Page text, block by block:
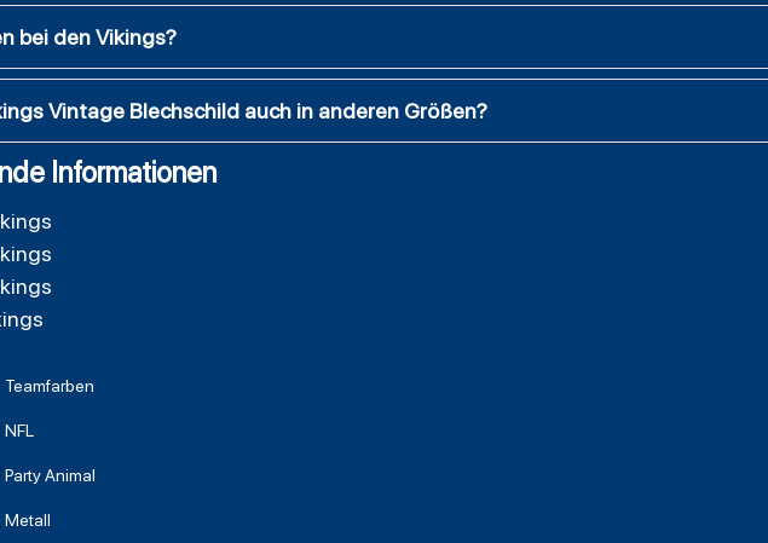
bei den Vikings?
Vintage Blechschild auch in anderen Größen?
Informationen
Teamfarben
NFL
Party Animal
Metall